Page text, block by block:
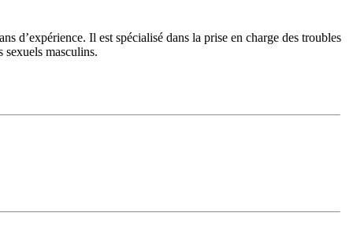
d’expérience. Il est spécialisé dans la prise en charge des troubles
sexuels masculins.